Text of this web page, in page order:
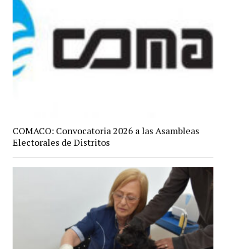
COMACO: Convocatoria 2026 a las Asambleas
Electorales de Distritos